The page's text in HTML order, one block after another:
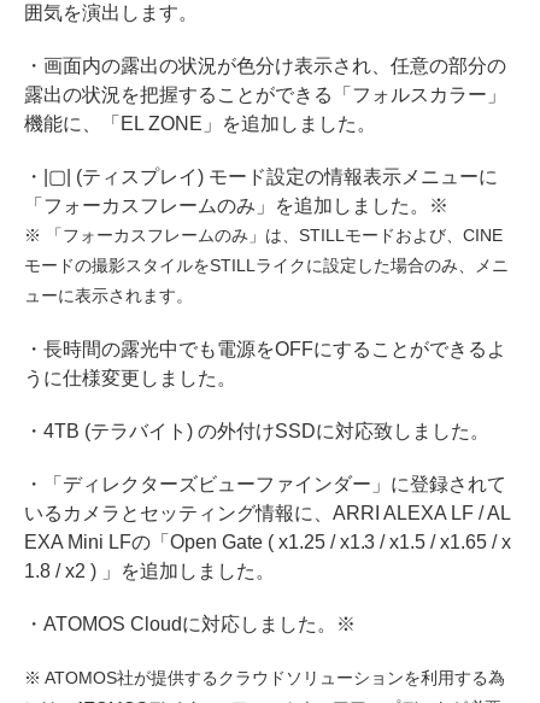
囲気を演出します。
・画面内の露出の状況が色分け表示され、任意の部分の
露出の状況を把握することができる「フォルスカラー」
機能に、「EL ZONE」を追加しました。
・|▢| (ティスプレイ) モード設定の情報表示メニューに
「フォーカスフレームのみ」を追加しました。※
※ 「フォーカスフレームのみ」は、STILLモードおよび、CINE
モードの撮影スタイルをSTILLライクに設定した場合のみ、メニ
ューに表示されます。
・長時間の露光中でも電源をOFFにすることができるよ
うに仕様変更しました。
・4TB (テラバイト) の外付けSSDに対応致しました。
・「ディレクターズビューファインダー」に登録されて
いるカメラとセッティング情報に、ARRI ALEXA LF / AL
EXA Mini LFの「Open Gate ( x1.25 / x1.3 / x1.5 / x1.65 / x
1.8 / x2 ) 」を追加しました。
・ATOMOS Cloudに対応しました。※
※ ATOMOS社が提供するクラウドソリューションを利用する為